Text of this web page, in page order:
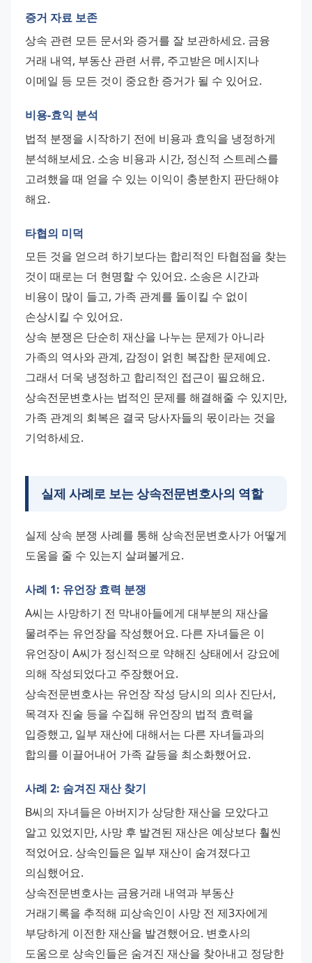
증거 자료 보존
상속 관련 모든 문서와 증거를 잘 보관하세요. 금융
거래 내역, 부동산 관련 서류, 주고받은 메시지나
이메일 등 모든 것이 중요한 증거가 될 수 있어요.
비용-효익 분석
법적 분쟁을 시작하기 전에 비용과 효익을 냉정하게
분석해보세요. 소송 비용과 시간, 정신적 스트레스를
고려했을 때 얻을 수 있는 이익이 충분한지 판단해야
해요.
타협의 미덕
모든 것을 얻으려 하기보다는 합리적인 타협점을 찾는
것이 때로는 더 현명할 수 있어요. 소송은 시간과
비용이 많이 들고, 가족 관계를 돌이킬 수 없이
손상시킬 수 있어요.
상속 분쟁은 단순히 재산을 나누는 문제가 아니라
가족의 역사와 관계, 감정이 얽힌 복잡한 문제예요.
그래서 더욱 냉정하고 합리적인 접근이 필요해요.
상속전문변호사는 법적인 문제를 해결해줄 수 있지만,
가족 관계의 회복은 결국 당사자들의 몫이라는 것을
기억하세요.
실제 사례로 보는 상속전문변호사의 역할
실제 상속 분쟁 사례를 통해 상속전문변호사가 어떻게
도움을 줄 수 있는지 살펴볼게요.
사례 1: 유언장 효력 분쟁
A씨는 사망하기 전 막내아들에게 대부분의 재산을
물려주는 유언장을 작성했어요. 다른 자녀들은 이
유언장이 A씨가 정신적으로 약해진 상태에서 강요에
의해 작성되었다고 주장했어요.
상속전문변호사는 유언장 작성 당시의 의사 진단서,
목격자 진술 등을 수집해 유언장의 법적 효력을
입증했고, 일부 재산에 대해서는 다른 자녀들과의
합의를 이끌어내어 가족 갈등을 최소화했어요.
사례 2: 숨겨진 재산 찾기
B씨의 자녀들은 아버지가 상당한 재산을 모았다고
알고 있었지만, 사망 후 발견된 재산은 예상보다 훨씬
적었어요. 상속인들은 일부 재산이 숨겨졌다고
의심했어요.
상속전문변호사는 금융거래 내역과 부동산
거래기록을 추적해 피상속인이 사망 전 제3자에게
부당하게 이전한 재산을 발견했어요. 변호사의
도움으로 상속인들은 숨겨진 재산을 찾아내고 정당한